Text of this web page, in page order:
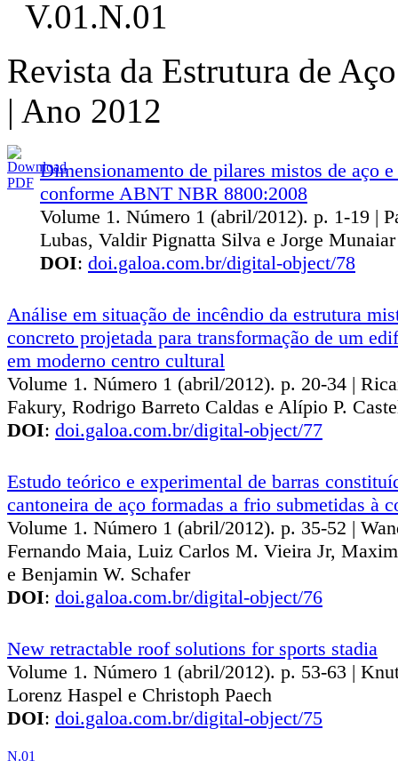
Revista da Estrutura de
| Ano 2012
Dimensionamento de pilares mistos de aço
conforme ABNT NBR 8800:2008
Volume 1. Número 1 (abril/2012). p. 1‐19 |
Lubas, Valdir Pignatta Silva e Jorge
DOI: doi.galoa.com.br/digital-object/78
Análise em situação de incêndio da estrutura
concreto projetada para transformação de um
em moderno centro cultural
Volume 1. Número 1 (abril/2012). p. 20‐34 |
Fakury, Rodrigo Barreto Caldas e Alípio P.
DOI: doi.galoa.com.br/digital-object/77
Estudo teórico e experimental de barras
cantoneira de aço formadas a frio submetidas à
Volume 1. Número 1 (abril/2012). p. 35-52 |
Fernando Maia, Luiz Carlos M. Vieira Jr,
e Benjamin W. Schafer
DOI: doi.galoa.com.br/digital-object/76
New retractable roof solutions for sports stadia
Volume 1. Número 1 (abril/2012). p. 53‐63 |
Lorenz Haspel e Christoph Paech
DOI: doi.galoa.com.br/digital-object/75
N.01